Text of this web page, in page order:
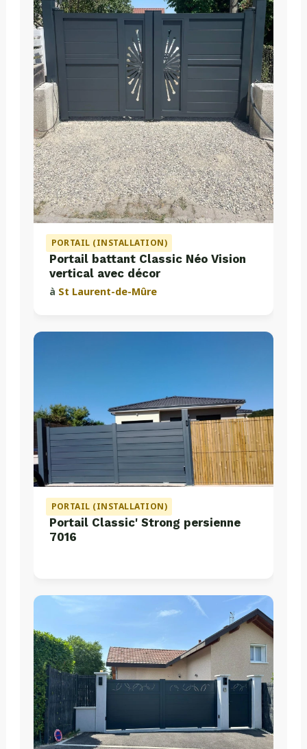
PORTAIL (INSTALLATION)
Portail battant Classic Néo Vision
vertical avec décor
à St Laurent-de-Mûre
PORTAIL (INSTALLATION)
Portail Classic' Strong persienne
7016